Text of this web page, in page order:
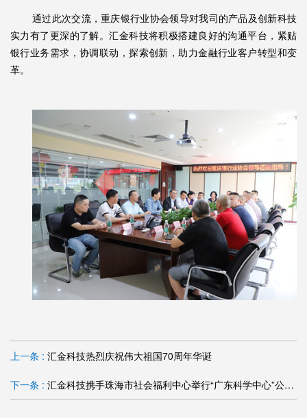
通过此次交流，重庆银行业协会领导对我司的产品及创新科技
实力有了更深的了解。汇金科技将积极搭建良好的沟通平台，紧贴
银行业务需求，协调联动，探索创新，助力金融行业客户转型和变
革。
上一条 : 汇金科技热烈庆祝伟大祖国70周年华诞
下一条 : 汇金科技携手珠海市社会福利中心举行“广东科学中心”公益行活动